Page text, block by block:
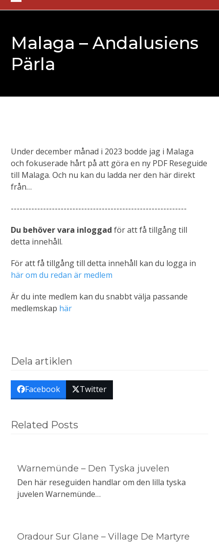
SkipOpen
menu
Close
menu
Malaga – Andalusiens
Pärla
Under december månad i 2023 bodde jag i Malaga
och fokuserade hårt på att göra en ny PDF Reseguide
till Malaga. Och nu kan du ladda ner den här direkt
från…
------------------------------------------------------------
Du behöver vara inloggad för att få tillgång till
detta innehåll.
För att få tillgång till detta innehåll kan du logga in
här om du redan är medlem
Är du inte medlem kan du snabbt välja passande
medlemskap här
Dela artiklen
Facebook Twitter
Related Posts
Warnemünde – Den Tyska juvelen
Den här reseguiden handlar om den lilla tyska
juvelen Warnemünde…
Oradour Sur Glane – Village De Martyre